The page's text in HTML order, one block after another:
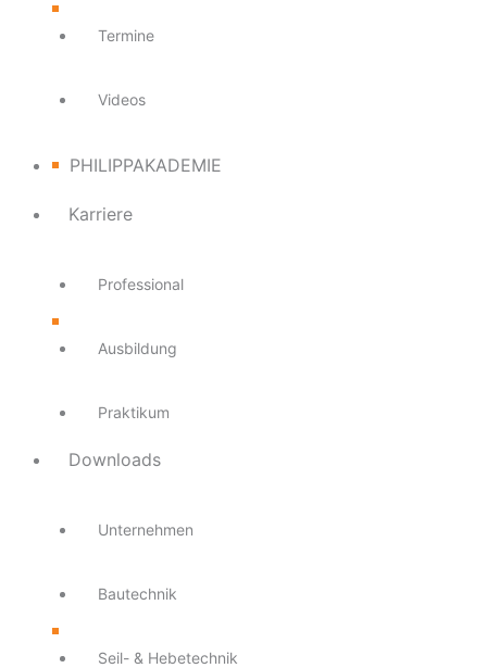
Termine
Videos
PHILIPPAKADEMIE
Karriere
Professional
Ausbildung
Praktikum
Downloads
Unternehmen
Bautechnik
Seil- & Hebetechnik